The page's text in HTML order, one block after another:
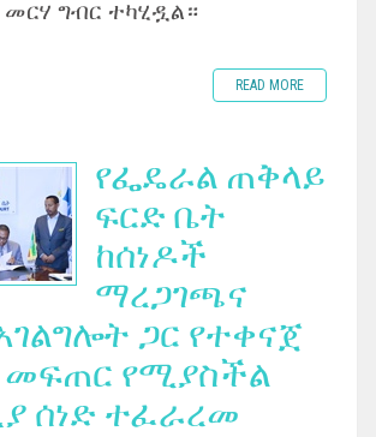
ግብር ተካሂዷል።
READ MORE
የፌዴራል ጠቅላይ
ፍርድ ቤት
ከሰነዶች
ማረጋገጫና
ጋር የተቀናጀ
መፍጠር የሚያስችል
ሰነድ ተፈራረመ